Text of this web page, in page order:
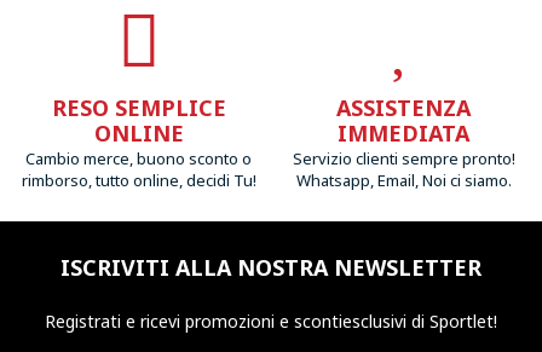
RESO SEMPLICE
ONLINE
Cambio merce, buono sconto o
rimborso, tutto online, decidi Tu!
ASSISTENZA
IMMEDIATA
Servizio clienti sempre pronto!
Whatsapp, Email, Noi ci siamo.
ISCRIVITI ALLA NOSTRA NEWSLETTER
Registrati e ricevi promozioni e scontiesclusivi di Sportlet!